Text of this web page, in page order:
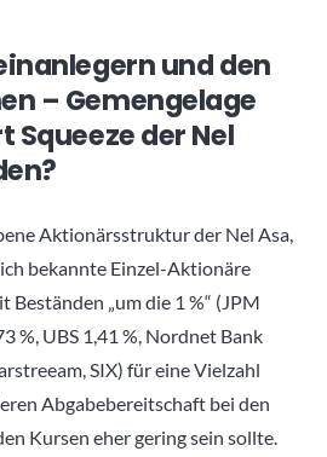
und den
– Gemengelage
Squeeze der Nel
Aktionärsstruktur der Nel Asa,
bekannte Einzel-Aktionäre
Beständen „um die 1 %“ (JPM
%, UBS 1,41 %, Nordnet Bank
SIX) für eine Vielzahl
Abgabebereitschaft bei den
Kursen eher gering sein sollte.